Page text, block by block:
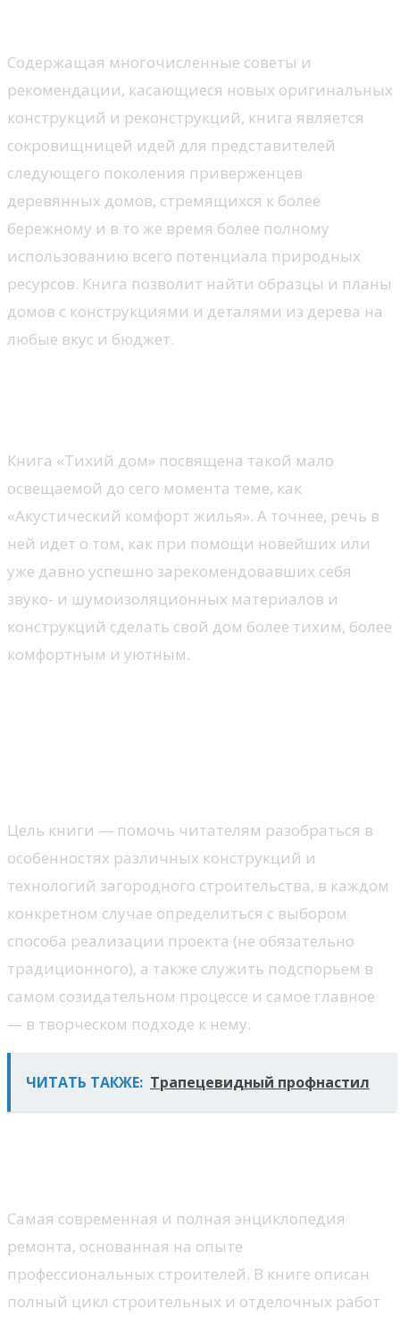
Содержащая многочисленные советы и
рекомендации, касающиеся новых оригинальных
конструкций и реконструкций, книга является
сокровищницей идей для представителей
следующего поколения приверженцев
деревянных домов, стремящихся к более
бережному и в то же время более полному
использованию всего потенциала природных
ресурсов. Книга позволит найти образцы и планы
домов с конструкциями и деталями из дерева на
любые вкус и бюджет.
Книга «Тихий дом» посвящена такой мало
освещаемой до сего момента теме, как
«Акустический комфорт жилья». А точнее, речь в
ней идет о том, как при помощи новейших или
уже давно успешно зарекомендовавших себя
звуко- и шумоизоляционных материалов и
конструкций сделать свой дом более тихим, более
комфортным и уютным.
Цель книги — помочь читателям разобраться в
особенностях различных конструкций и
технологий загородного строительства, в каждом
конкретном случае определиться с выбором
способа реализации проекта (не обязательно
традиционного), а также служить подспорьем в
самом созидательном процессе и самое главное
— в творческом подходе к нему.
ЧИТАТЬ ТАКЖЕ: Трапецевидный профнастил
Самая современная и полная энциклопедия
ремонта, основанная на опыте
профессиональных строителей. В книге описан
полный цикл строительных и отделочных работ